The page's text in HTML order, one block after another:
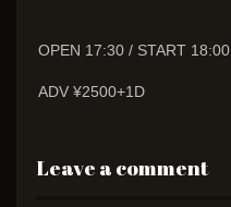
OPEN 17:30 / START 18:00
ADV ¥2500+1D
Leave a comment